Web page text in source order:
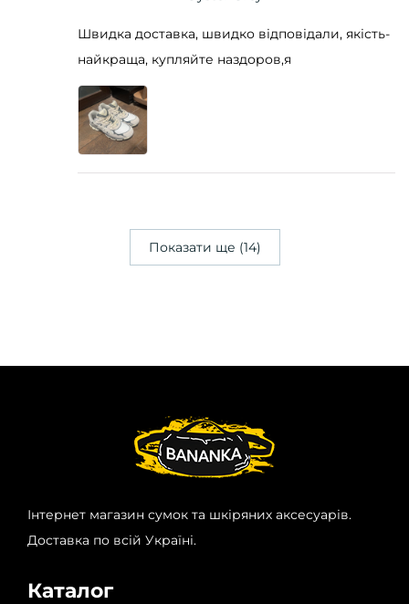
Швидка доставка, швидко відповідали, якість-
найкраща, купляйте наздоров,я
Показати ще (14)
Інтернет магазин сумок та шкіряних аксесуарів.
Доставка по всій Україні.
Каталог